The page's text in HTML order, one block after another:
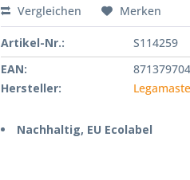
Vergleichen Merken
Artikel-Nr.:
S114259
EAN:
Hersteller:
Nachhaltig, EU Ecolabel